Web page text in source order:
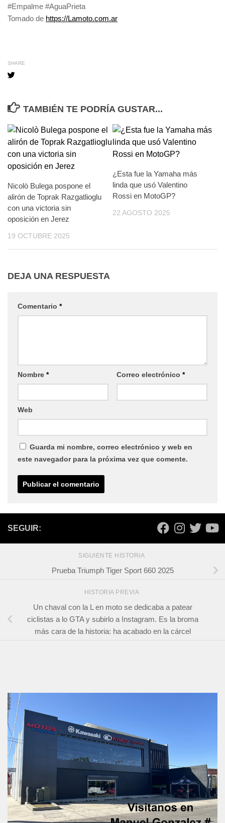
#Empalme #AguaPrieta
Tomado de https://Lamoto.com.ar
SHARE
TAMBIÉN TE PODRÍA GUSTAR...
Nicolò Bulega pospone el
alirón de Toprak Razgatlioglu
con una victoria sin
oposición en Jerez
19 OCTUBRE 2025
¿Esta fue la Yamaha más
linda que usó Valentino
Rossi en MotoGP?
22 AGOSTO 2025
DEJA UNA RESPUESTA
Comentario *
Nombre * Correo electrónico *
Web
Guarda mi nombre, correo electrónico y web en
este navegador para la próxima vez que comente.
SEGUIR:
SIGUIENTE HISTORIA
Prueba Triumph Tiger Sport 660 2025
HISTORIA PREVIA
Un chaval con la L en moto se dedicaba a patear
ciclistas a lo GTA y subirlo a Instagram. Es la broma
más cara de la historia: ha acabado en la cárcel